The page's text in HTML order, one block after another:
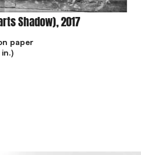
Shadow), 2017
paper